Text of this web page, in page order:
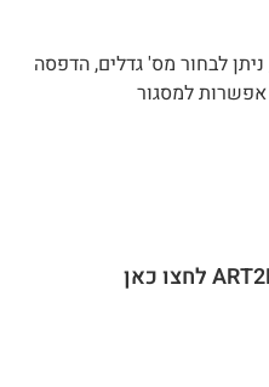
לבחור מס' גדלים, הדפסה
אפשרות למסגור